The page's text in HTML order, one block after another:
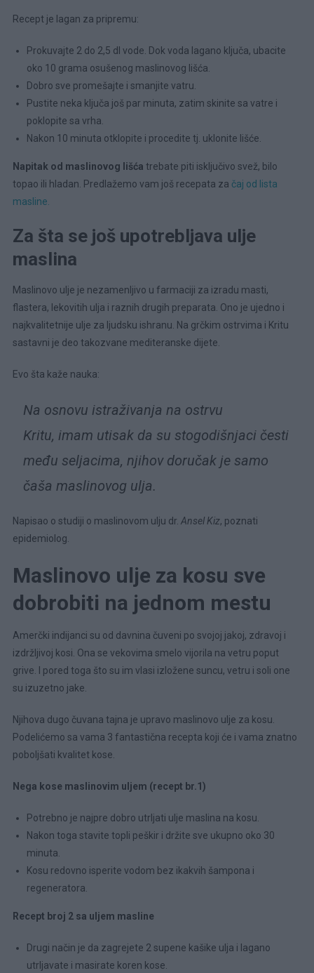
Recept je lagan za pripremu:
Prokuvajte 2 do 2,5 dl vode. Dok voda lagano ključa, ubacite
oko 10 grama osušenog maslinovog lišća.
Dobro sve promešajte i smanjite vatru.
Pustite neka ključa još par minuta, zatim skinite sa vatre i
poklopite sa vrha.
Nakon 10 minuta otklopite i procedite tj. uklonite lišće.
Napitak od maslinovog lišća trebate piti isključivo svež, bilo
topao ili hladan. Predlažemo vam još recepata za čaj od lista
masline.
Za šta se još upotrebljava ulje
maslina
Maslinovo ulje je nezamenljivo u farmaciji za izradu masti,
flastera, lekovitih ulja i raznih drugih preparata. Ono je ujedno i
najkvalitetnije ulje za ljudsku ishranu. Na grčkim ostrvima i Kritu
sastavni je deo takozvane mediteranske dijete.
Evo šta kaže nauka:
Na osnovu istraživanja na ostrvu
Kritu, imam utisak da su stogodišnjaci česti
među seljacima, njihov doručak je samo
čaša maslinovog ulja.
Napisao o studiji o maslinovom ulju dr. Ansel Kiz, poznati
epidemiolog.
Maslinovo ulje za kosu sve
dobrobiti na jednom mestu
Amerčki indijanci su od davnina čuveni po svojoj jakoj, zdravoj i
izdržljivoj kosi. Ona se vekovima smelo vijorila na vetru poput
grive. I pored toga što su im vlasi izložene suncu, vetru i soli one
su izuzetno jake.
Njihova dugo čuvana tajna je upravo maslinovo ulje za kosu.
Podelićemo sa vama 3 fantastična recepta koji će i vama znatno
poboljšati kvalitet kose.
Nega kose maslinovim uljem (recept br.1)
Potrebno je najpre dobro utrljati ulje maslina na kosu.
Nakon toga stavite topli peškir i držite sve ukupno oko 30
minuta.
Kosu redovno isperite vodom bez ikakvih šampona i
regeneratora.
Recept broj 2 sa uljem masline
Drugi način je da zagrejete 2 supene kašike ulja i lagano
utrljavate i masirate koren kose.